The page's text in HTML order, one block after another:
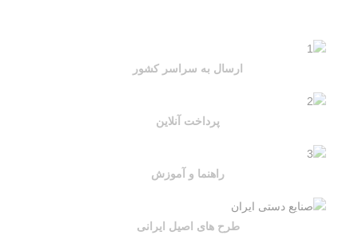
ارسال به سراسر کشور
پرداخت آنلاین
راهنما و آموزش
طرح های اصیل ایرانی